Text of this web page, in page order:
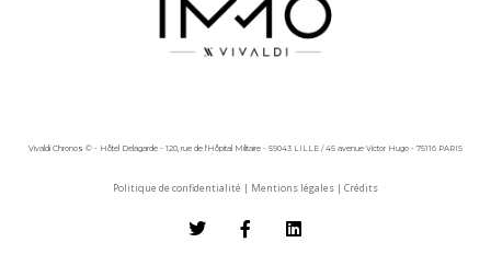
Vivaldi Chronos © - Hôtel Delagarde - 120, rue de l'Hôpital Militaire - 59043 LILLE / 45 avenue Victor Hugo - 75116 PARIS
Politique de confidentialité | Mentions légales | Crédits